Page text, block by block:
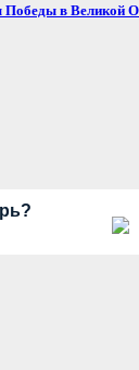
в Великой